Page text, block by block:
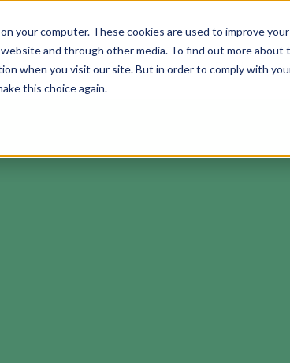
your computer. These cookies are used to improve
and through other media. To find out more about
when you visit our site. But in order to comply with
this choice again.
Soluciones Producto